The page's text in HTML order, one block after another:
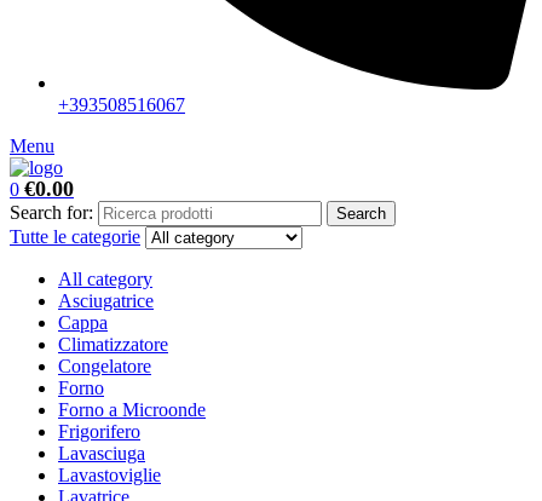
+393508516067
Menu
0 €0.00
Search for: Search
Tutte le categorie
All category
Asciugatrice
Cappa
Climatizzatore
Congelatore
Forno
Forno a Microonde
Frigorifero
Lavasciuga
Lavastoviglie
Lavatrice